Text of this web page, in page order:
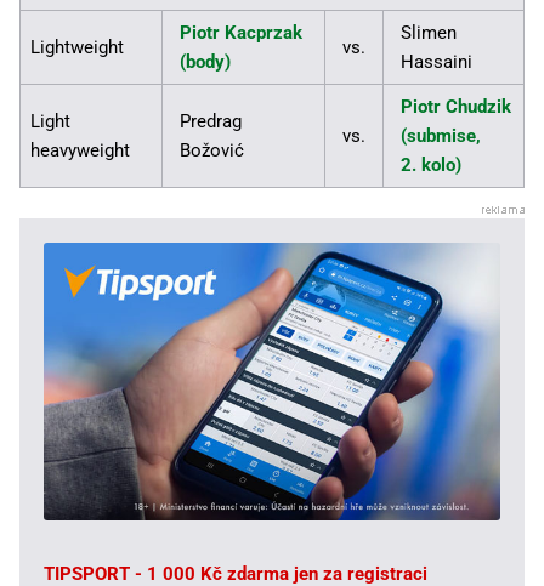
Lightweight
Piotr Kacprzak
(body)
vs.
Slimen
Hassaini
Light
heavyweight
Predrag
Božović
vs.
Piotr Chudzik
(submise,
2. kolo)
TIPSPORT - 1 000 Kč zdarma jen za registraci